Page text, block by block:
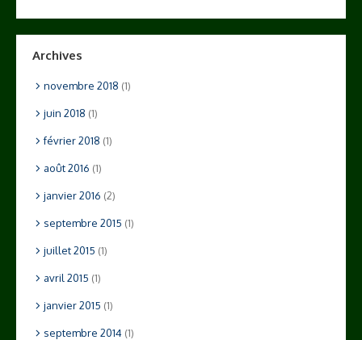
Archives
novembre 2018 (1)
juin 2018 (1)
février 2018 (1)
août 2016 (1)
janvier 2016 (2)
septembre 2015 (1)
juillet 2015 (1)
avril 2015 (1)
janvier 2015 (1)
septembre 2014 (1)